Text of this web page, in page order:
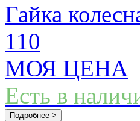
Гайка
110
МОЯ ЦЕНА
Есть в
Подробнее >